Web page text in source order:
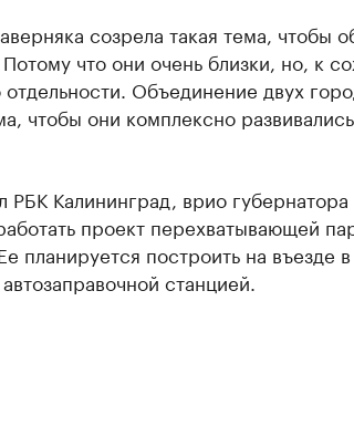
созрела такая тема, чтобы
что они очень близки, но, к
Объединение двух
чтобы они комплексно
РБК Калининград, врио
проект перехватывающей
планируется построить на въезде
станцией.